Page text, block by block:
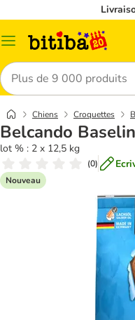
Menu
Rechercher
Chiens Croquettes
Belcando
lot % : 2 x 12,5 kg
(0)
Nouveau